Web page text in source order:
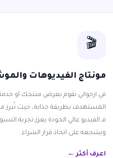
🎬
مونتاج الفيديوهات
في ارجواني نقوم بعرض منتجك او
المستهدف بطريقة جذابة، حيث نُبرز
فـ الفيديو عالي الجودة يعزز تجربة
ويشجعه على اتخاذ قرار الشراء.
اعرف أكثر ←